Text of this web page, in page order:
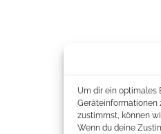
Um dir ein optimales
Geräteinformationen
zustimmst, können
Wenn du deine